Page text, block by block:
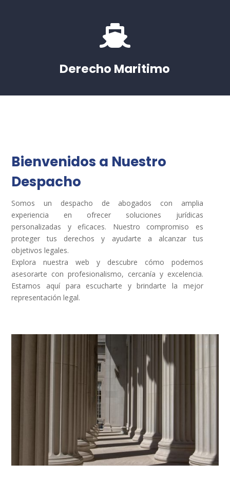

Derecho Maritimo
Bienvenidos a Nuestro
Despacho
Somos un despacho de abogados con amplia
experiencia en ofrecer soluciones jurídicas
personalizadas y eficaces. Nuestro compromiso es
proteger tus derechos y ayudarte a alcanzar tus
objetivos legales.
Explora nuestra web y descubre cómo podemos
asesorarte con profesionalismo, cercanía y excelencia.
Estamos aquí para escucharte y brindarte la mejor
representación legal.